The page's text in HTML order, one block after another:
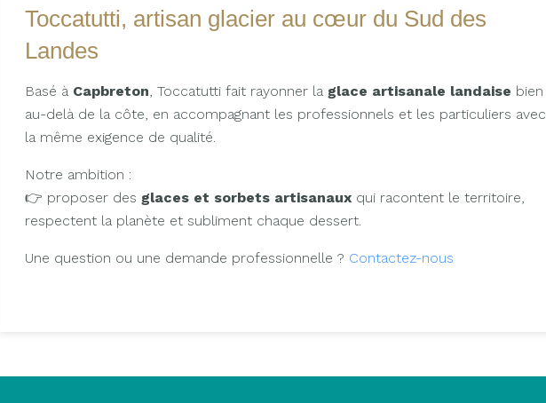
Toccatutti, artisan glacier au cœur du Sud des
Landes
Basé à Capbreton, Toccatutti fait rayonner la glace artisanale landaise bien
au-delà de la côte, en accompagnant les professionnels et les particuliers avec
la même exigence de qualité.
Notre ambition :
👉 proposer des glaces et sorbets artisanauxqui racontent le territoire,
respectent la planète et subliment chaque dessert.
Une question ou une demande professionnelle ? Contactez-nous